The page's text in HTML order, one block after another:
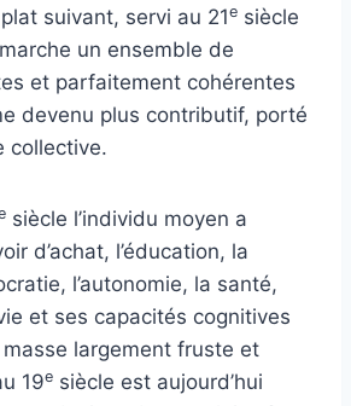
suivant, servi au 21e siècle
un ensemble de
et parfaitement cohérentes
devenu plus contributif, porté
collective.
siècle l’individu moyen a
d’achat, l’éducation, la
l’autonomie, la santé,
et ses capacités cognitives
largement fruste et
19e siècle est aujourd’hui